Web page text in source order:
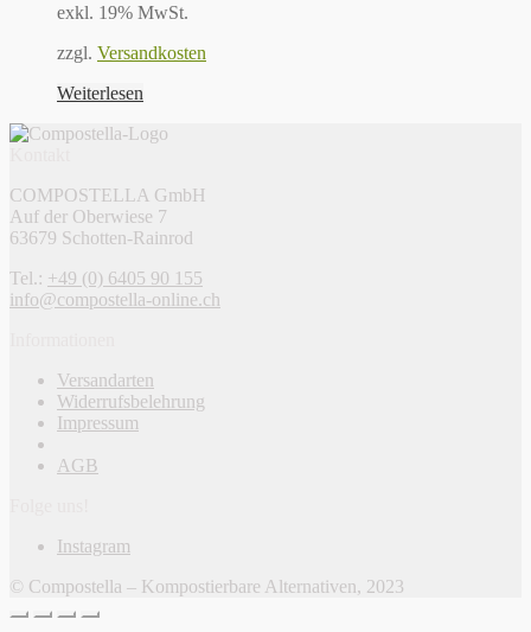
exkl. 19% MwSt.
zzgl. Versandkosten
Weiterlesen
COMPOSTELLA GmbH
Auf der Oberwiese 7
63679 Schotten-Rainrod
Tel.: +49 (0) 6405 90 155
info@compostella-online.ch
Versandarten
Widerrufsbelehrung
Impressum
AGB
Instagram
© Compostella – Kompostierbare Alternativen, 2023